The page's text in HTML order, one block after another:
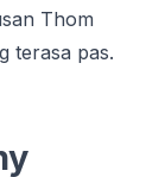
Thom
terasa pas.